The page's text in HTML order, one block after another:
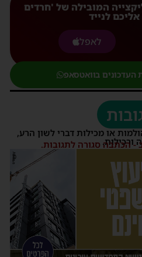
המובילה של 'חרדים
לנייד
לאפל
העדכונים בוואטסאפ
או מכילות דברי לשון הרע,
ורכילות.
- הכתבה סגורה לתגובות.